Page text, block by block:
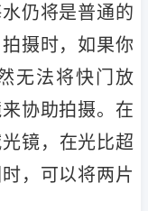
仍将是普通的
摄时，如果你
无法将快门放
协助拍摄。在
镜，在光比超
，可以将两片